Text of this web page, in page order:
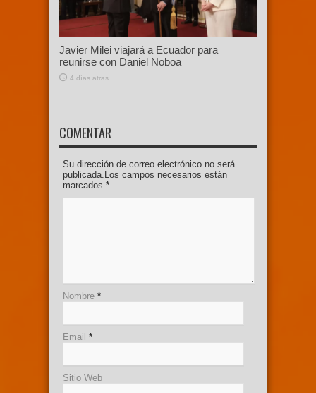
Javier Milei viajará a Ecuador para
reunirse con Daniel Noboa
4 días atras
COMENTAR
Su dirección de correo electrónico no será
publicada.Los campos necesarios están
marcados *
Nombre *
Email *
Sitio Web